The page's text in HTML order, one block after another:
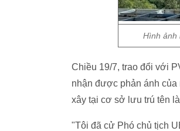
Hình ảnh
Chiều 19/7, trao đổi với
nhận được phản ánh
xây tại cơ sở lưu trú tên
"Tôi đã cử Phó chủ tịch